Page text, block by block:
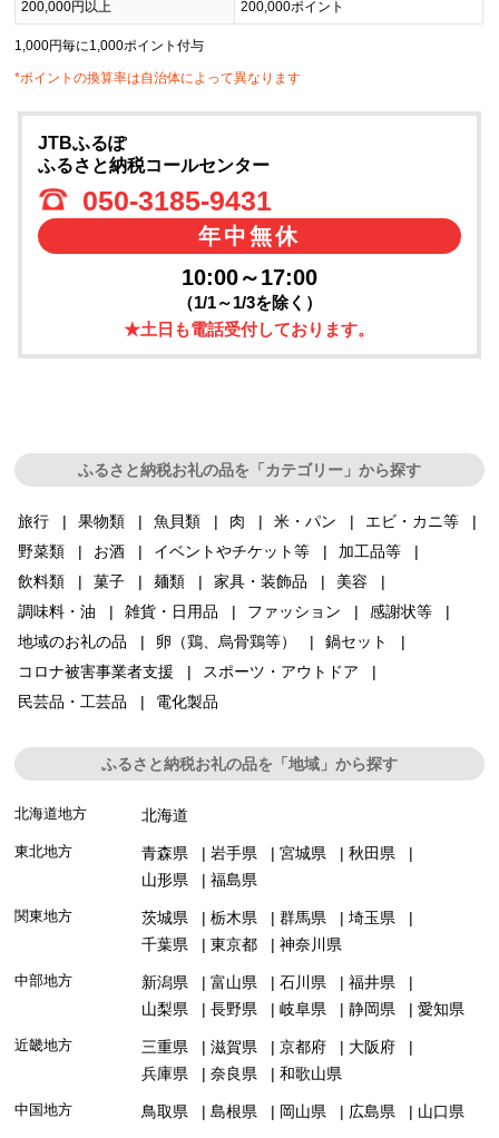
200,000円以上 200,000ポイント
1,000円毎に1,000ポイント付与
*ポイントの換算率は自治体によって異なります
JTBふるぽ
ふるさと納税コールセンター
050-3185-9431
年中無休
10:00～17:00
（1/1～1/3を除く）
★土日も電話受付しております。
ふるさと納税お礼の品を「カテゴリー」から探す
旅行 果物類 魚貝類 肉 米・パン
エビ・カニ等
野菜類
お酒 イベントやチケット等
加工品等
飲料類
菓子 麺類 家具・装飾品
美容
調味料・油
雑貨・日用品 ファッション
感謝状等
地域のお礼の品
卵（鶏、烏骨鶏等）
鍋セット
コロナ被害事業者支援
スポーツ・アウトドア
民芸品・工芸品
電化製品
ふるさと納税お礼の品を「地域」から探す
北海道地方 北海道
東北地方 青森県 岩手県 宮城県
秋田県
山形県
福島県
関東地方 茨城県 栃木県 群馬県
埼玉県
千葉県
東京都 神奈川県
中部地方 新潟県 富山県 石川県
福井県
山梨県
長野県 岐阜県 静岡県 愛知県
近畿地方 三重県 滋賀県 京都府
大阪府
兵庫県
奈良県 和歌山県
中国地方 鳥取県 島根県 岡山県 広島県 山口県